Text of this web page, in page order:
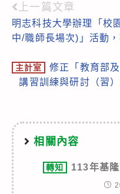
Read
more
上一篇文章
明志科技大學辦理「校
中/職師長場次)」活動
主計室
修正「教育部
講習訓練與研討（習
相關內容
轉知 113年基